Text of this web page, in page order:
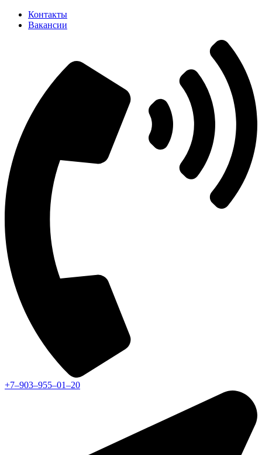
Контакты
Вакансии
+7‒903‒955‒01‒20